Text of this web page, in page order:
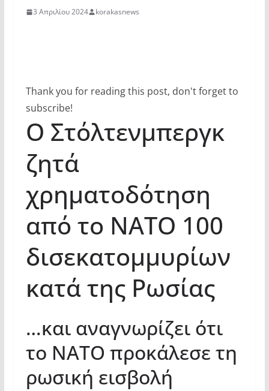
3 Απριλίου 2024 korakasnews
Thank you for reading this post, don't forget to
subscribe!
Ο Στόλτενμπεργκ
ζητά
χρηματοδότηση
από το ΝΑΤΟ 100
δισεκατομμυρίων
κατά της Ρωσίας
…και αναγνωρίζει ότι
το ΝΑΤΟ προκάλεσε τη
ρωσική εισβολή